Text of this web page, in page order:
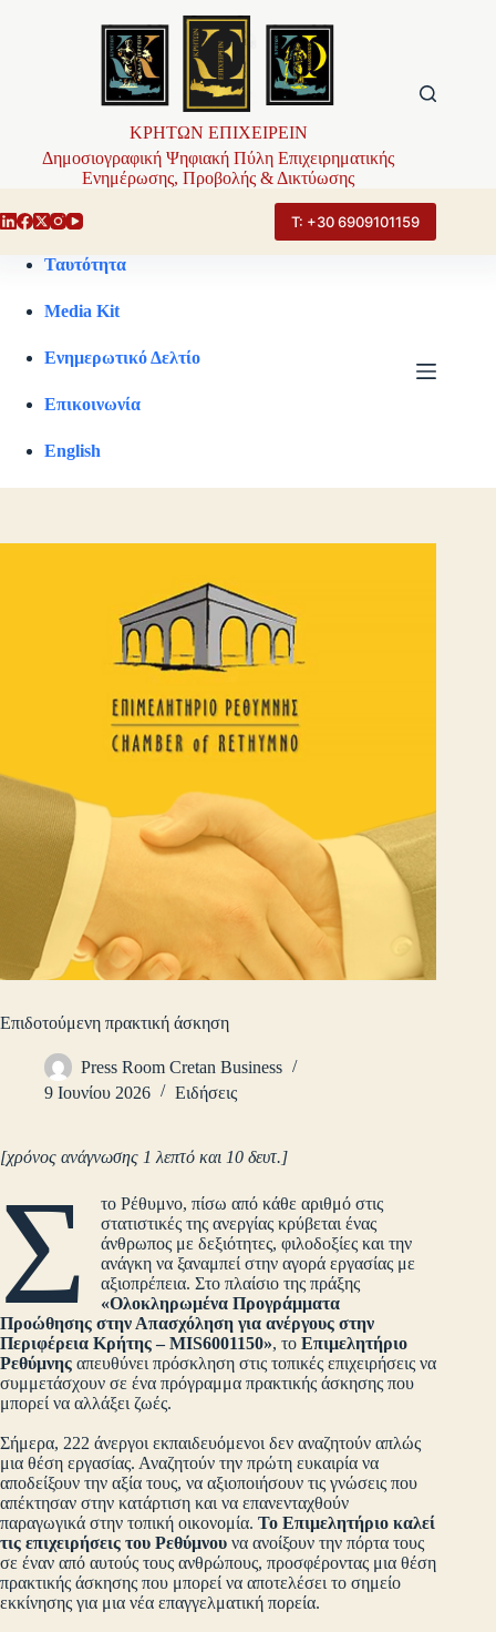
ΚΡΗΤΩΝ ΕΠΙΧΕΙΡΕΙΝ
Δημοσιογραφική Ψηφιακή Πύλη Επιχειρηματικής
Ενημέρωσης, Προβολής & Δικτύωσης
Τ: +30 6909101159
Ταυτότητα
Media Kit
Ενημερωτικό Δελτίο
Επικοινωνία
English
Επιδοτούμενη πρακτική άσκηση
Press Room Cretan Business
9 Ιουνίου 2026
Ειδήσεις
[χρόνος ανάγνωσης 1 λεπτό και 10 δευτ.]
Σ
το Ρέθυμνο, πίσω από κάθε αριθμό στις
στατιστικές της ανεργίας κρύβεται ένας
άνθρωπος με δεξιότητες, φιλοδοξίες και την
ανάγκη να ξαναμπεί στην αγορά εργασίας με
αξιοπρέπεια. Στο πλαίσιο της πράξης
«Ολοκληρωμένα Προγράμματα
Προώθησης στην Απασχόληση για ανέργους στην
Περιφέρεια Κρήτης – MIS6001150», το Επιμελητήριο
Ρεθύμνης απευθύνει πρόσκληση στις τοπικές επιχειρήσεις να
συμμετάσχουν σε ένα πρόγραμμα πρακτικής άσκησης που
μπορεί να αλλάξει ζωές.
Σήμερα, 222 άνεργοι εκπαιδευόμενοι δεν αναζητούν απλώς
μια θέση εργασίας. Αναζητούν την πρώτη ευκαιρία να
αποδείξουν την αξία τους, να αξιοποιήσουν τις γνώσεις που
απέκτησαν στην κατάρτιση και να επανενταχθούν
παραγωγικά στην τοπική οικονομία. Το Επιμελητήριο καλεί
τις επιχειρήσεις του Ρεθύμνου να ανοίξουν την πόρτα τους
σε έναν από αυτούς τους ανθρώπους, προσφέροντας μια θέση
πρακτικής άσκησης που μπορεί να αποτελέσει το σημείο
εκκίνησης για μια νέα επαγγελματική πορεία.